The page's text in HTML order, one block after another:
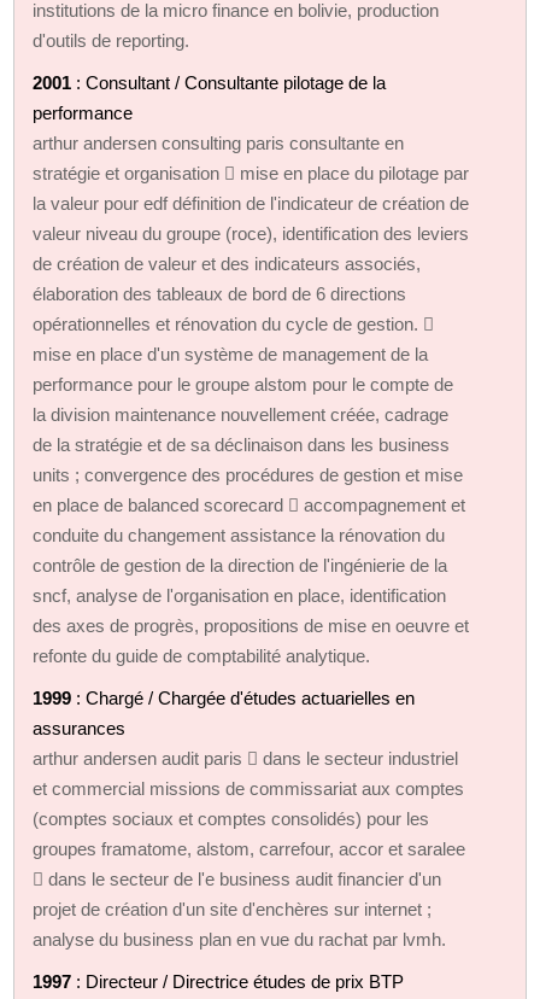
institutions de la micro finance en bolivie, production
d'outils de reporting.
2001 : Consultant / Consultante pilotage de la
performance
arthur andersen consulting paris consultante en
stratégie et organisation  mise en place du pilotage par
la valeur pour edf définition de l'indicateur de création de
valeur niveau du groupe (roce), identification des leviers
de création de valeur et des indicateurs associés,
élaboration des tableaux de bord de 6 directions
opérationnelles et rénovation du cycle de gestion. 
mise en place d'un système de management de la
performance pour le groupe alstom pour le compte de
la division maintenance nouvellement créée, cadrage
de la stratégie et de sa déclinaison dans les business
units ; convergence des procédures de gestion et mise
en place de balanced scorecard  accompagnement et
conduite du changement assistance la rénovation du
contrôle de gestion de la direction de l'ingénierie de la
sncf, analyse de l'organisation en place, identification
des axes de progrès, propositions de mise en oeuvre et
refonte du guide de comptabilité analytique.
1999 : Chargé / Chargée d'études actuarielles en
assurances
arthur andersen audit paris  dans le secteur industriel
et commercial missions de commissariat aux comptes
(comptes sociaux et comptes consolidés) pour les
groupes framatome, alstom, carrefour, accor et saralee
 dans le secteur de l'e business audit financier d'un
projet de création d'un site d'enchères sur internet ;
analyse du business plan en vue du rachat par lvmh.
1997 : Directeur / Directrice études de prix BTP